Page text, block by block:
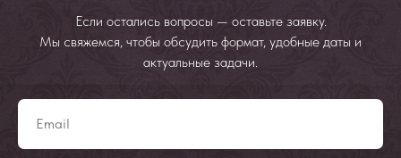
Если остались вопросы — оставьте заявку.
Мы свяжемся, чтобы обсудить формат, удобные даты и
актуальные задачи.